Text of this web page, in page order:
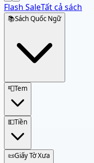
Flash SaleTất cả sách
📚Sách Quốc Ngữ
📮Tem
💵Tiền
📜Giấy Tờ Xưa